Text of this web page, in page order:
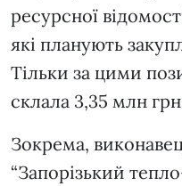
ресурсної
які планують
Тільки за цими
склала 3,35 млн
Зокрема,
“Запорізький